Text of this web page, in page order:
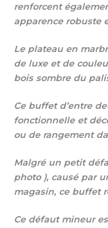
renforcent
apparence robuste
Le plateau en
de luxe et de
bois sombre du
Ce buffet d’entre
fonctionnelle et
ou de rangement
Malgré un petit
photo ), causé par
magasin, ce buffet
Ce défaut mineur